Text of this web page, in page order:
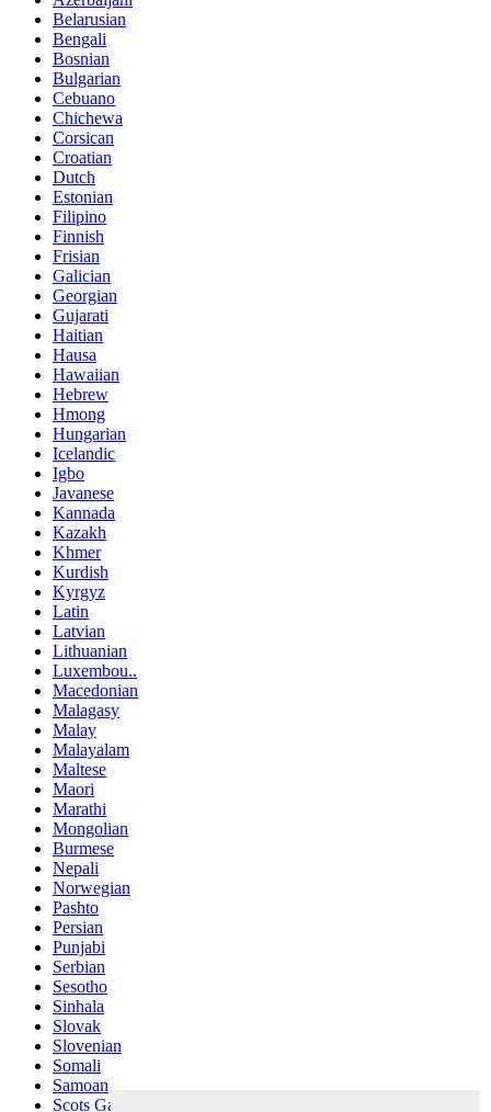
Belarusian
Bengali
Bosnian
Bulgarian
Cebuano
Chichewa
Corsican
Croatian
Dutch
Estonian
Filipino
Finnish
Frisian
Galician
Georgian
Gujarati
Haitian
Hausa
Hawaiian
Hebrew
Hmong
Hungarian
Icelandic
Igbo
Javanese
Kannada
Kazakh
Khmer
Kurdish
Kyrgyz
Latin
Latvian
Lithuanian
Luxembou..
Macedonian
Malagasy
Malay
Malayalam
Maltese
Maori
Marathi
Mongolian
Burmese
Nepali
Norwegian
Pashto
Persian
Punjabi
Serbian
Sesotho
Sinhala
Slovak
Slovenian
Somali
Samoan
Scots Gaelic